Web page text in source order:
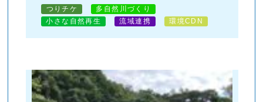
つりチケ
多自然川づくり
小さな自然再生
流域連携 環境CDN